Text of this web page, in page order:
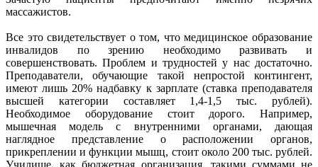
массажистов.
Все это свидетельствует о том, что медицинское образование
инвалидов по зрению необходимо развивать и
совершенствовать. Проблем и трудностей у нас достаточно.
Преподаватели, обучающие такой непростой контингент,
имеют лишь 20% надбавку к зарплате (ставка преподавателя
высшей категории составляет 1,4-1,5 тыс. рублей).
Необходимое оборудование стоит дорого. Например,
мышечная модель с внутренними органами, дающая
наглядное представление о расположении органов,
прикреплении и функции мышц, стоит около 200 тыс. рублей.